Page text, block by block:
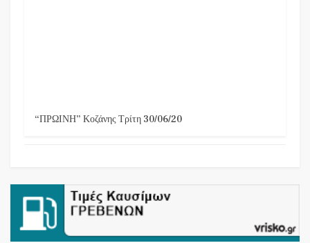
“ΠΡΩΙΝΗ” Κοζάνης Τρίτη 30/06/20